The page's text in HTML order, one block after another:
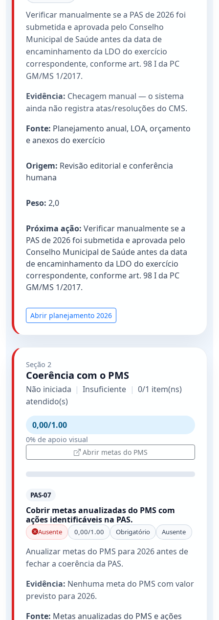
Verificar manualmente se a PAS de 2026 foi
submetida e aprovada pelo Conselho
Municipal de Saúde antes da data de
encaminhamento da LDO do exercício
correspondente, conforme art. 98 I da PC
GM/MS 1/2017.
Evidência: Checagem manual — o sistema
ainda não registra atas/resoluções do CMS.
Fonte: Planejamento anual, LOA, orçamento
e anexos do exercício
Origem: Revisão editorial e conferência
humana
Peso: 2,0
Próxima ação: Verificar manualmente se a
PAS de 2026 foi submetida e aprovada pelo
Conselho Municipal de Saúde antes da data
de encaminhamento da LDO do exercício
correspondente, conforme art. 98 I da PC
GM/MS 1/2017.
Abrir planejamento 2026
Seção 2
Coerência com o PMS
Não iniciada | Insuficiente | 0/1 item(ns)
atendido(s)
0,00/1.00
0% de apoio visual
Abrir metas do PMS
PAS-07
Cobrir metas anualizadas do PMS com
ações identificáveis na PAS.
Ausente 0,00/1.00 Obrigatório Ausente
Anualizar metas do PMS para 2026 antes de
fechar a coerência da PAS.
Evidência: Nenhuma meta do PMS com valor
previsto para 2026.
Fonte: Metas anualizadas do PMS e ações